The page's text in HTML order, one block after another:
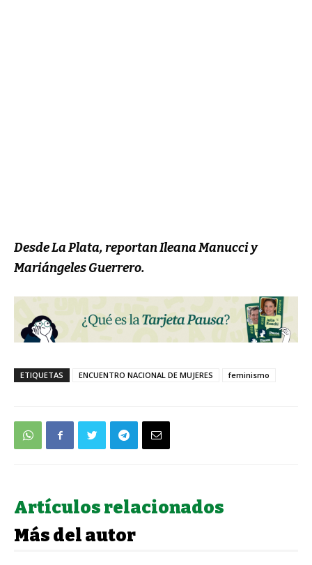
Desde La Plata, reportan Ileana Manucci y
Mariángeles Guerrero.
ETIQUETAS ENCUENTRO NACIONAL DE MUJERES feminismo
Artículos relacionados
Más del autor